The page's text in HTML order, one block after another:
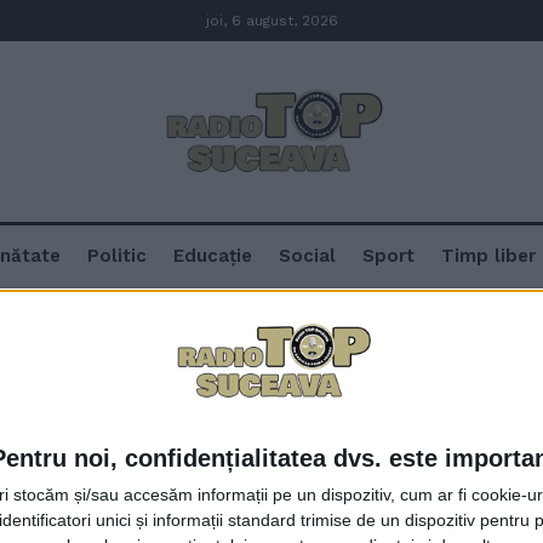
noi, confidențialitatea dvs. este
stocăm și/sau accesăm informații pe un dispozitiv, cum ar fi cookie-
unici și informații standard trimise de un dispozitiv pentru
joi, 6 august, 2026
Politic Educație Social Sport Timp liber
Gabriel Petruc, directorul TPL:
pe partea aceasta de